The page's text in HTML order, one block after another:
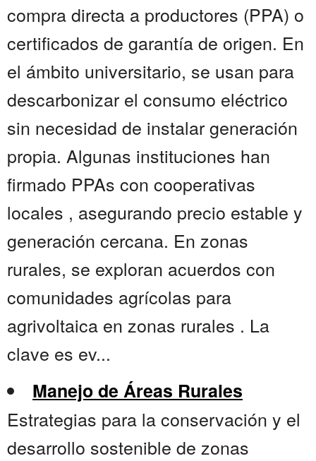
compra directa a productores (PPA) o
certificados de garantía de origen. En
el ámbito universitario, se usan para
descarbonizar el consumo eléctrico
sin necesidad de instalar generación
propia. Algunas instituciones han
firmado PPAs con cooperativas
locales , asegurando precio estable y
generación cercana. En zonas
rurales, se exploran acuerdos con
comunidades agrícolas para
agrivoltaica en zonas rurales . La
clave es ev...
Manejo de Áreas Rurales
Estrategias para la conservación y el
desarrollo sostenible de zonas